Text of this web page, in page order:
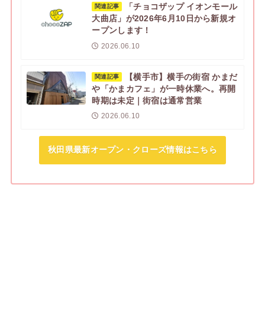
関連記事
「チョコザップ イオンモール
大曲店」が2026年6月10日から新規オ
ープンします！
2026.06.10
関連記事
【横手市】横手の街宿 かまだ
や「かまカフェ」が一時休業へ。再開
時期は未定｜街宿は通常営業
2026.06.10
秋田県最新オープン・クローズ情報はこちら